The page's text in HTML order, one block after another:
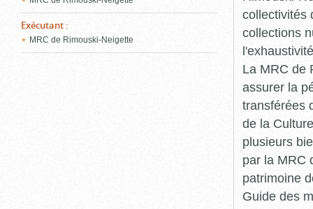
Exécutant :
MRC de Rimouski-Neigette
collectivités
collections
La MRC de
assurer la
transférées
de la
plusieurs
par la MRC
patrimoine
Guide des